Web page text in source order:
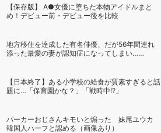
【保存版】 A●女優に堕ちた本物アイドルまと
め！デビュー前・デビュー後を比較
地方移住を達成した有名俳優、だが56年間連れ
添った最愛の妻が認知症になってしまい……
【日本終了】ある小学校の給食が質素すぎると話
題に…「保育園かな？」「戦時中!?」
パーカーおじさんキモいと煽った 妹尾ユウカ
韓国人ハーフと認める（画像あり）